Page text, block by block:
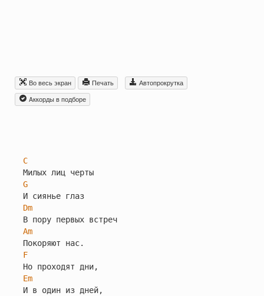
Во весь экран Печать
Автопрокрутка
Aккорды в подборе
C
G
Dm
Am
F
Em